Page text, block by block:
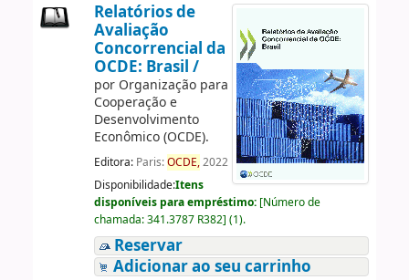
Relatórios de
Avaliação
Concorrencial da
OCDE: Brasil /
por Organização para
Cooperação e
Desenvolvimento
Econômico (OCDE).
Editora: Paris:OCDE,2022
Disponibilidade:Itens
disponíveis para empréstimo: [Número de
chamada:341.3787 R382] (1).
Reservar
Adicionar ao seu carrinho